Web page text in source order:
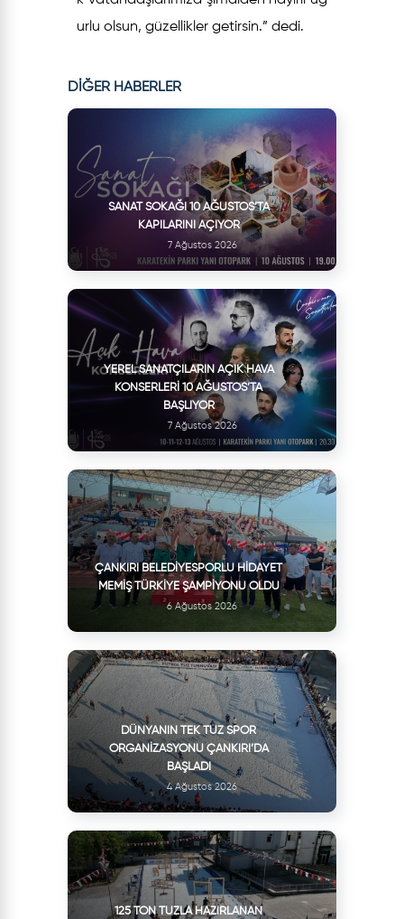
urlu olsun, güzellikler getirsin.” dedi.
DİĞER HABERLER
SANAT SOKAĞI 10 AĞUSTOS’TA
KAPILARINI AÇIYOR
7 Ağustos 2026
YEREL SANATÇILARIN AÇIK HAVA
KONSERLERI 10 AĞUSTOS’TA
BAŞLIYOR
7 Ağustos 2026
ÇANKIRI BELEDIYESPORLU HIDAYET
MEMIŞ TÜRKIYE ŞAMPIYONU OLDU
6 Ağustos 2026
DÜNYANIN TEK TUZ SPOR
ORGANIZASYONU ÇANKIRI’DA
BAŞLADI
4 Ağustos 2026
125 TON TUZLA HAZIRLANAN